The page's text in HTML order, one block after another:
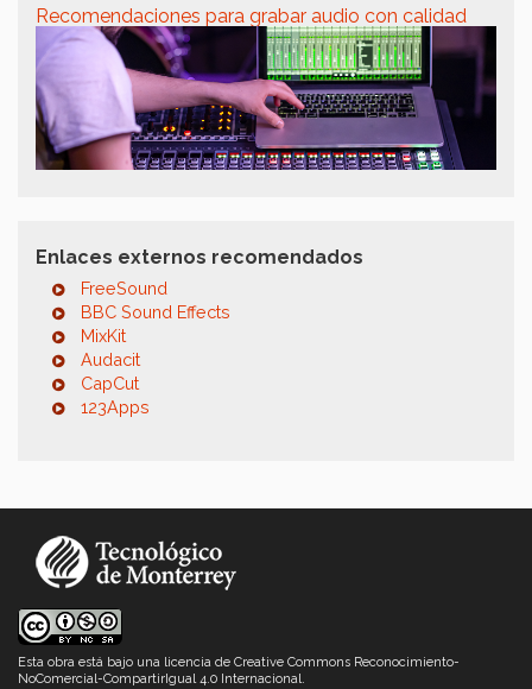
Recomendaciones para grabar audio con calidad
Enlaces externos recomendados
FreeSound
BBC Sound Effects
MixKit
Audacit
CapCut
123Apps
Esta obra está bajo una licencia de Creative Commons Reconocimiento-
NoComercial-CompartirIgual 4.0 Internacional.